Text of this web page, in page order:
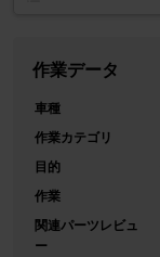
作業データ
車種
作業カテゴリ
目的
作業
関連パーツレビュ
ー